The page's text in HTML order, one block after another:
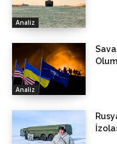
Analiz
Analiz